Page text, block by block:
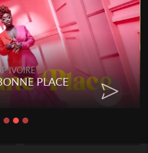
IVOIRE
PLACE